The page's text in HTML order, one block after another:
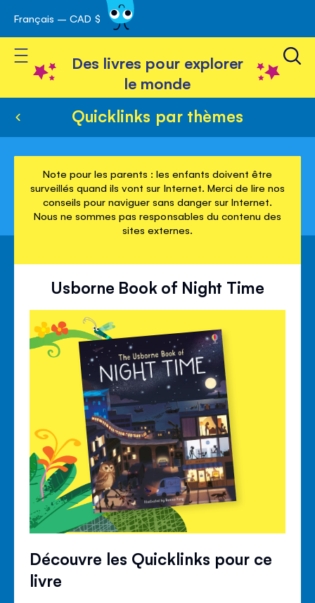
Skip
to
Content
Français – CAD $
Toggle Nav
Des livres pour explorer
le monde
Quicklinks par thèmes
Note pour les parents : les enfants doivent être
surveillés quand ils vont sur Internet. Merci de lire nos
conseils pour naviguer sans danger sur Internet.
Nous ne sommes pas responsables du contenu des
sites externes.
Usborne Book of Night Time
Découvre les Quicklinks pour ce
livre